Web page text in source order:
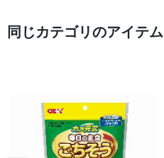
同じカテゴリのアイテム